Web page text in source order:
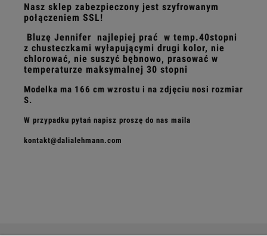
Nasz sklep zabezpieczony jest szyfrowanym
połączeniem SSL!
Bluzę Jennifer najlepiej prać w temp.40stopni
z chusteczkami wyłapującymi drugi kolor, nie
chlorować, nie suszyć bębnowo, prasować w
temperaturze maksymalnej 30 stopni
Modelka ma 166 cm wzrostu i na zdjęciu nosi rozmiar
S.
W przypadku pytań napisz proszę do nas maila
kontakt@dalialehmann.com